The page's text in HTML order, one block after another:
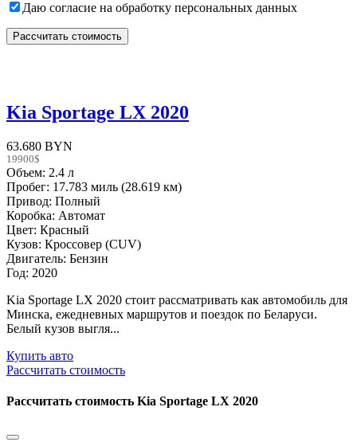
Даю согласие на обработку персональных данных
Kia Sportage LX 2020
63.680 BYN
19900$
Объем: 2.4 л
Пробег: 17.783 миль (28.619 км)
Привод: Полный
Коробка: Автомат
Цвет: Красный
Кузов: Кроссовер (CUV)
Двигатель: Бензин
Год: 2020
Kia Sportage LX 2020 стоит рассматривать как автомобиль для
Минска, ежедневных маршрутов и поездок по Беларуси.
Белый кузов выгля...
Купить авто
Рассчитать стоимость
Рассчитать стоимость Kia Sportage LX 2020